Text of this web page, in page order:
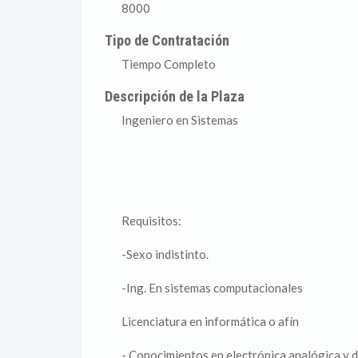
8000
Tipo de Contratación
Tiempo Completo
Descripción de la Plaza
Ingeniero en Sistemas
Requisitos:
-Sexo indistinto.
-Ing. En sistemas computacionales
Licenciatura en informática o afín
- Conocimientos en electrónica analógica y